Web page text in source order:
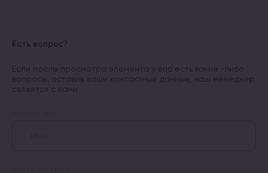
Есть вопрос?
Если после просмотра элемента у вас есть какие -либо
вопросы, оставив ваши контактные данные, наш менеджер
свяжется с вами